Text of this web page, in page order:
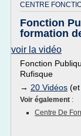
CENTRE
Fonction
formation
voir la vidéo
Fonction
Rufisque
→ 20 Vidéos (et
Voir également :
Centre De